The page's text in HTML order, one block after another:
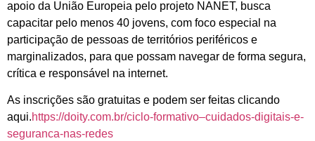
apoio da União Europeia pelo projeto NANET, busca
capacitar pelo menos 40 jovens, com foco especial na
participação de pessoas de territórios periféricos e
marginalizados, para que possam navegar de forma segura,
crítica e responsável na internet.
As inscrições são gratuitas e podem ser feitas clicando
aqui.https://doity.com.br/ciclo-formativo–cuidados-digitais-e-
seguranca-nas-redes